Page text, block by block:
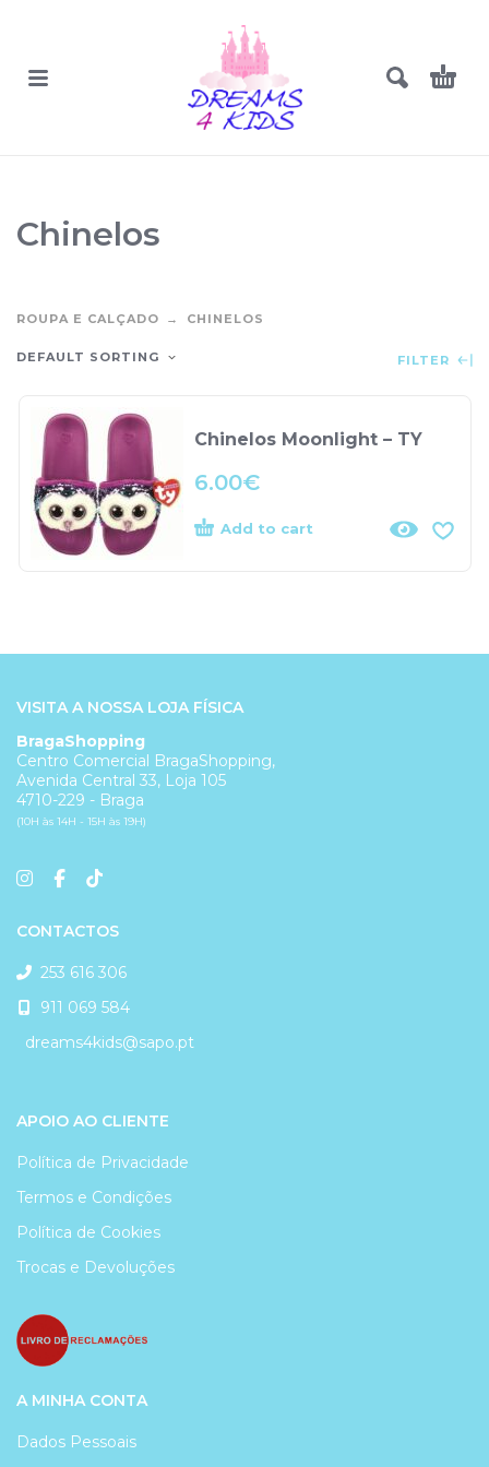
Chinelos
ROUPA E CALÇADO CHINELOS
DEFAULT SORTING FILTER
Chinelos Moonlight – TY
6.00€
Add to cart
VISITA A NOSSA LOJA FÍSICA
BragaShopping
Centro Comercial BragaShopping,
Avenida Central 33, Loja 105
4710-229 - Braga
(10H às 14H - 15H às 19H)
CONTACTOS
253 616 306
911 069 584
dreams4kids@sapo.pt
APOIO AO CLIENTE
Política de Privacidade
Termos e Condições
Política de Cookies
Trocas e Devoluções
A MINHA CONTA
Dados Pessoais